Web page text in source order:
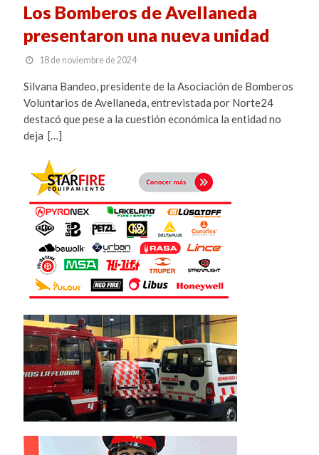
Los Bomberos de Avellaneda
presentaron una nueva unidad
18 de noviembre de 2024
Silvana Bandeo, presidente de la Asociación de Bomberos
Voluntarios de Avellaneda, entrevistada por Norte24
destacó que pese a la cuestión económica la entidad no
deja […]